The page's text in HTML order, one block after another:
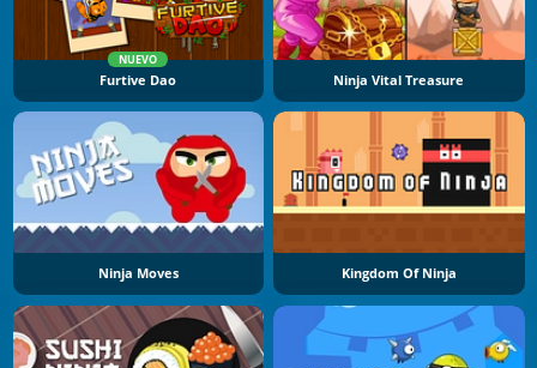
NUEVO
Furtive Dao Ninja Vital Treasure
Ninja Moves Kingdom Of Ninja